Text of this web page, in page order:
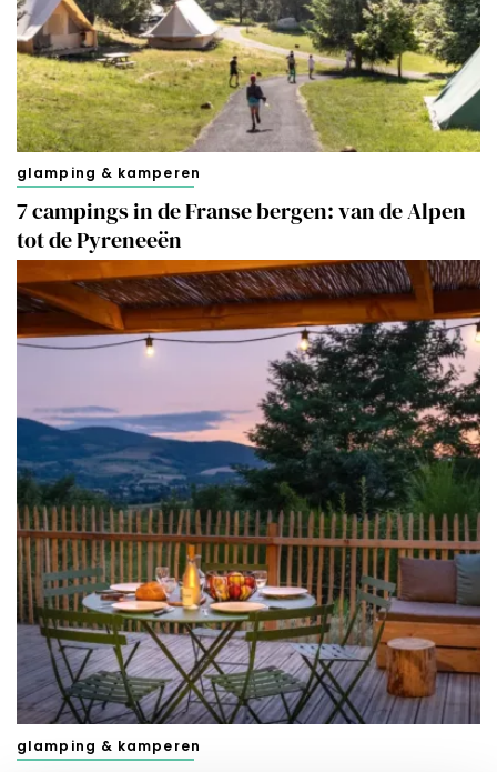
glamping & kamperen
7 campings in de Franse bergen: van de Alpen
tot de Pyreneeën
glamping & kamperen